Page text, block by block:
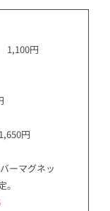
1,100円
円
ーマグネッ